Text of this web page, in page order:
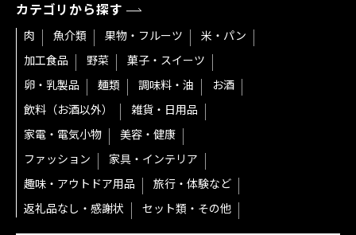
カテゴリから探す
肉 魚介類 果物・フルーツ
米・パン
加工食品
野菜
菓子・スイーツ
卵・乳製品
麺類 調味料・油
お酒
飲料（お酒以外）
雑貨・日用品
家電・電気小物
美容・健康
ファッション
家具・インテリア
趣味・アウトドア用品
旅行・体験など
返礼品なし・感謝状
セット類・その他